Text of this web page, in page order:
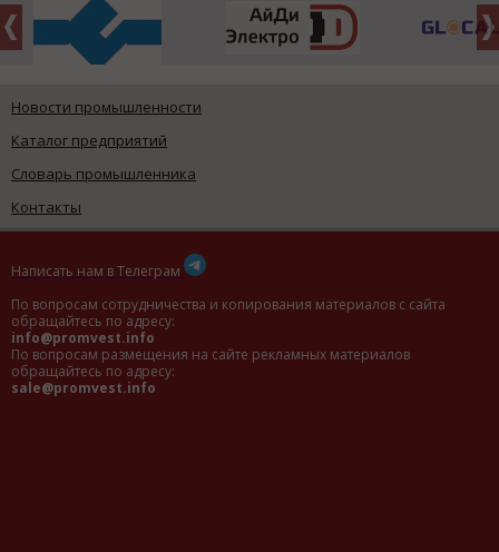
Новости промышленности
Каталог предприятий
Словарь промышленника
Контакты
Написать нам в Телеграм
По вопросам сотрудничества и копирования материалов с сайта
обращайтесь по адресу:
info@promvest.info
По вопросам размещения на сайте рекламных материалов
обращайтесь по адресу:
sale@promvest.info